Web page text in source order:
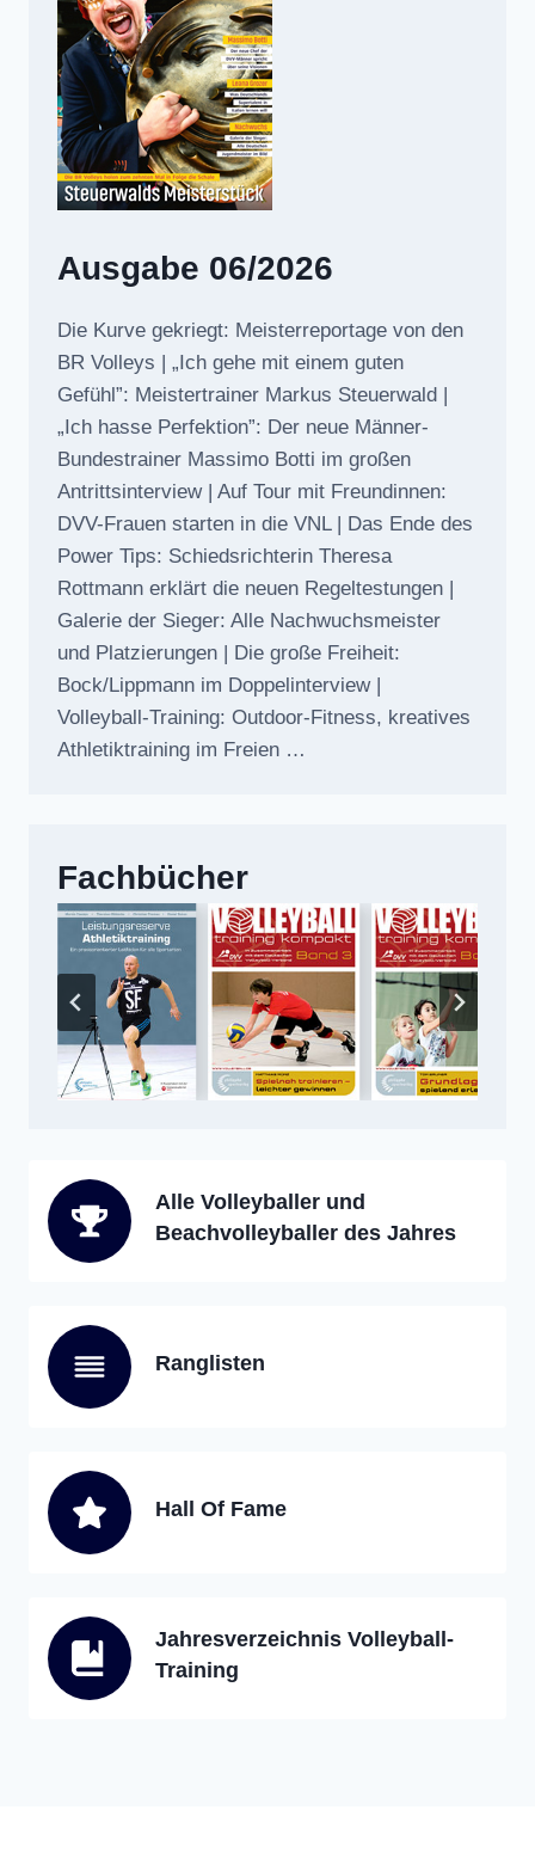
Ausgabe 06/2026
Die Kurve gekriegt: Meisterreportage von den
BR Volleys | „Ich gehe mit einem guten
Gefühl”: Meistertrainer Markus Steuerwald |
„Ich hasse Perfektion”: Der neue Männer-
Bundestrainer Massimo Botti im großen
Antrittsinterview | Auf Tour mit Freundinnen:
DVV-Frauen starten in die VNL | Das Ende des
Power Tips: Schiedsrichterin Theresa
Rottmann erklärt die neuen Regeltestungen |
Galerie der Sieger: Alle Nachwuchsmeister
und Platzierungen | Die große Freiheit:
Bock/Lippmann im Doppelinterview |
Volleyball-Training: Outdoor-Fitness, kreatives
Athletiktraining im Freien …
Fachbücher
Alle Volleyballer und
Beachvolleyballer des Jahres
Ranglisten
Hall Of Fame
Jahresverzeichnis Volleyball-
Training